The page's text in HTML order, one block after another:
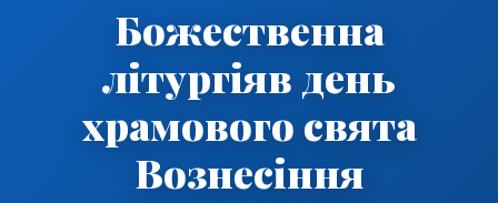
Божественна
літургіяв день
храмового свята
Вознесіння